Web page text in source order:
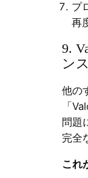
プ
再
9.
ン
他の
「
問題
完全
これ